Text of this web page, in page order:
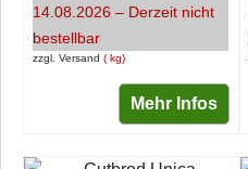
zzgl. Versand kg
14.08.2026 – Derzeit nicht
bestellbar
Mehr Infos